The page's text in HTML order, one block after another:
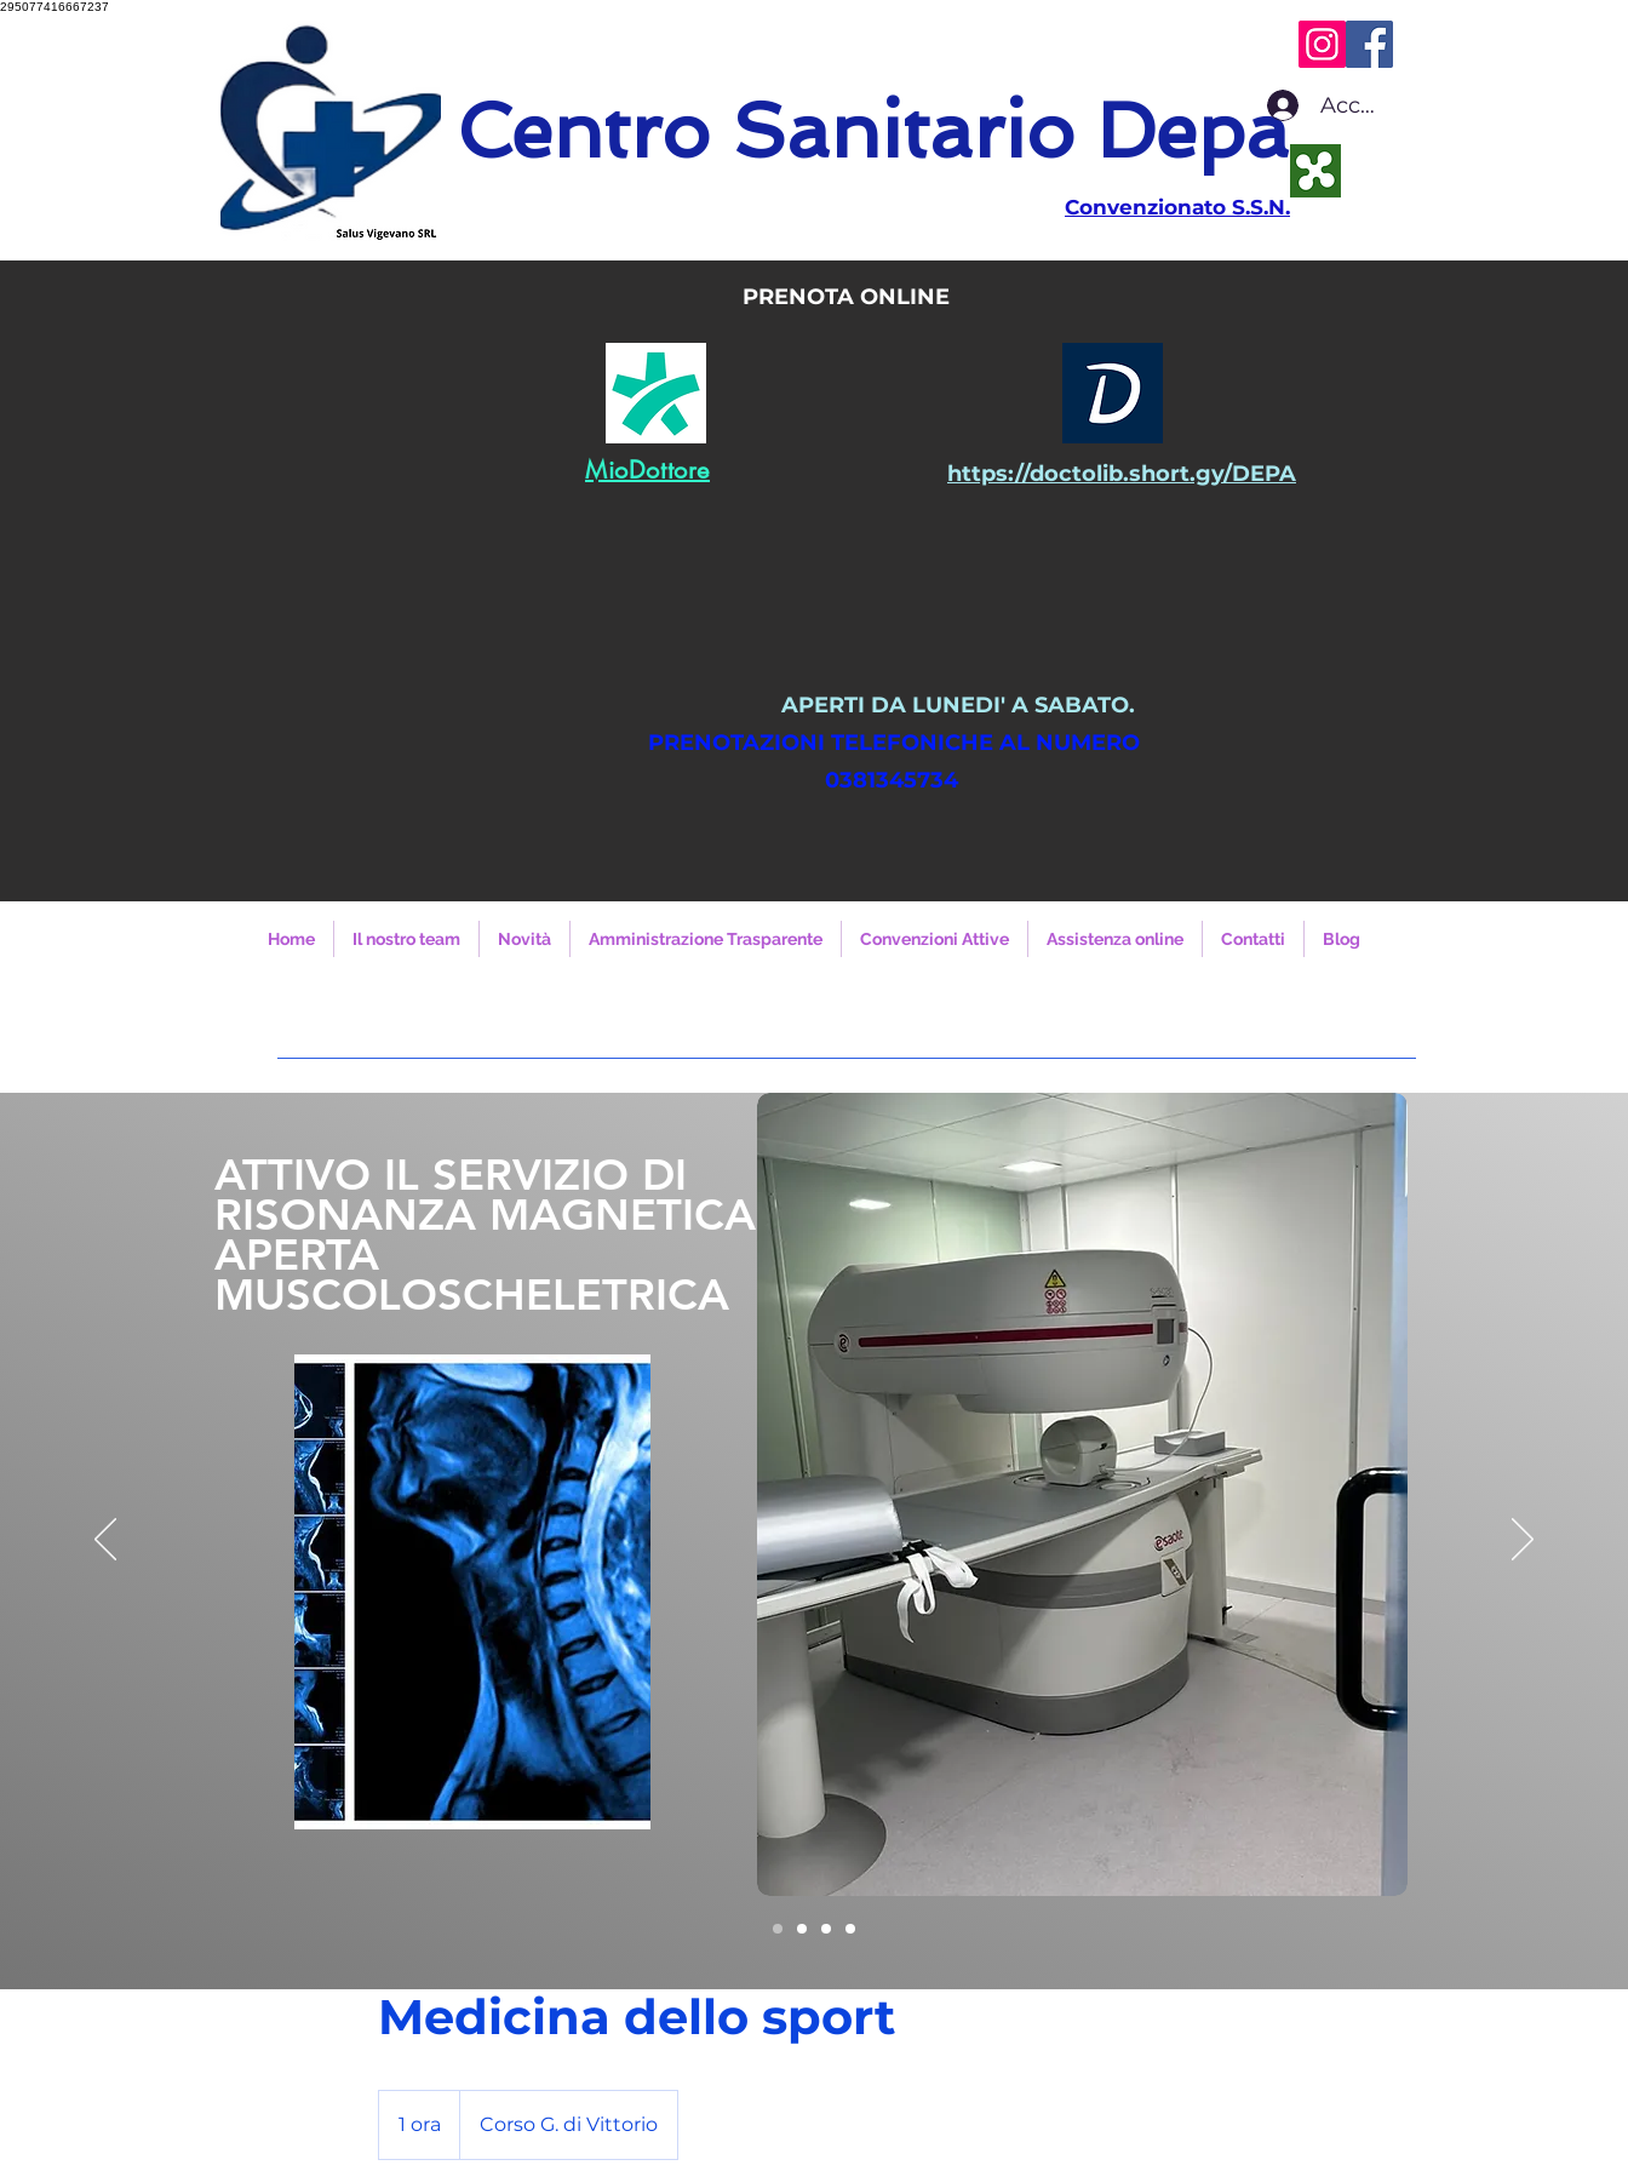
295077416667237
Centro Sanitario Depa
Convenzionato S.S.N.
Accedi
APERTI DA LUNEDI' A SABATO.
PRENOTAZIONI TELEFONICHE AL NUMERO
0381345734
PRENOTA ONLINE
MioDottore https://doctolib.short.gy/DEPA
Home Il nostro team Novità Amministrazione Trasparente Convenzioni Attive Assistenza online Contatti Blog
ATTIVO IL SERVIZIO DI
RISONANZA MAGNETICA
APERTA
MUSCOLOSCHELETRICA
Medicina dello sport
1 ora
o
Corso G. di Vittorio